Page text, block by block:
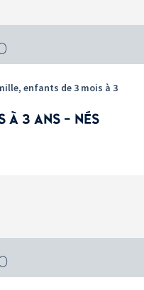
enfants de 3 mois à 3
À 3 ANS - NÉS